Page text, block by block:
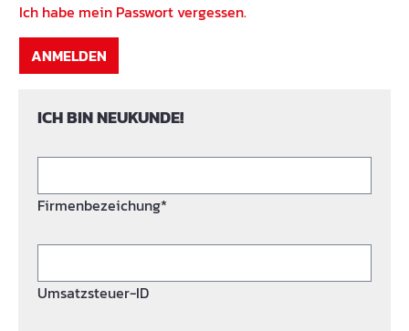
Ich habe mein Passwort vergessen.
ANMELDEN
ICH BIN NEUKUNDE!
Firmenbezeichung*
Umsatzsteuer-ID